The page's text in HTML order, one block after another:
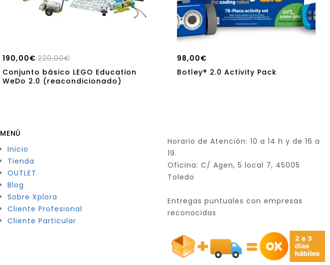
220,00€
190,00€
Conjunto básico LEGO Education
WeDo 2.0 (reacondicionado)
98,00€
Botley® 2.0 Activity Pack
MENÚ
Inicio
Tienda
OUTLET
Blog
Sobre Xplora
Cliente Profesional
Cliente Particular
Horario de Atención: 10 a 14 h y de 16 a
19.
Oficina: C/ Agen, 5 local 7, 45005
Toledo
Entregas puntuales con empresas
reconocidas